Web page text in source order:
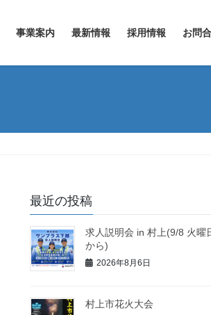
事業案内 最新情報 採用情報 お問
最近の投稿
求人説明会 in 村上(9/8 火曜
から)
2026年8月6日
村上市花火大会